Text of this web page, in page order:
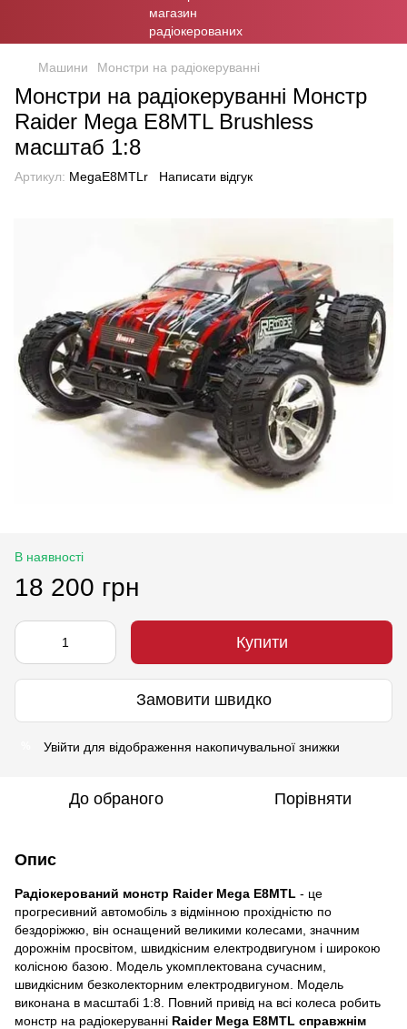
Машини Монстри на радіокеруванні
Монстри на радіокеруванні Монстр
Raider Mega E8MTL Brushless
масштаб 1:8
Артикул: MegaE8MTLr Написати відгук
В наявності
18 200 грн
Купити
Замовити швидко
Увійти для відображення накопичувальної знижки
До обраного Порівняти
Опис
Радіокерований монстр Raider Mega E8MTL - це
прогресивний автомобіль з відмінною прохідністю по
бездоріжжю, він оснащений великими колесами, значним
дорожнім просвітом, швидкісним електродвигуном і широкою
колісною базою. Модель укомплектована сучасним,
швидкісним безколекторним електродвигуном. Модель
виконана в масштабі 1:8. Повний привід на всі колеса робить
монстр на радіокеруванні Raider Mega E8MTL справжнім